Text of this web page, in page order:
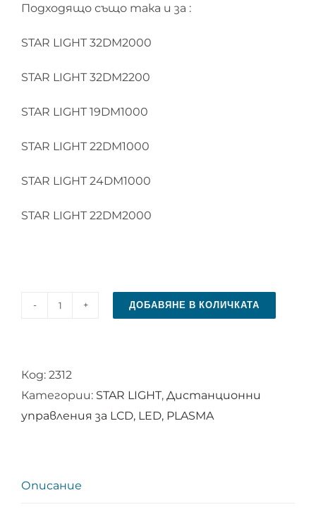
Подходящо също така и за :
STAR LIGHT 32DM2000
STAR LIGHT 32DM2200
STAR LIGHT 19DM1000
STAR LIGHT 22DM1000
STAR LIGHT 24DM1000
STAR LIGHT 22DM2000
количество
управление
за
STAR
ДОБАВЯНЕ В КОЛИЧКАТА
Код: 2312
Категории: STAR LIGHT, Дистанционни
управления за LCD, LED, PLASMA
Описание